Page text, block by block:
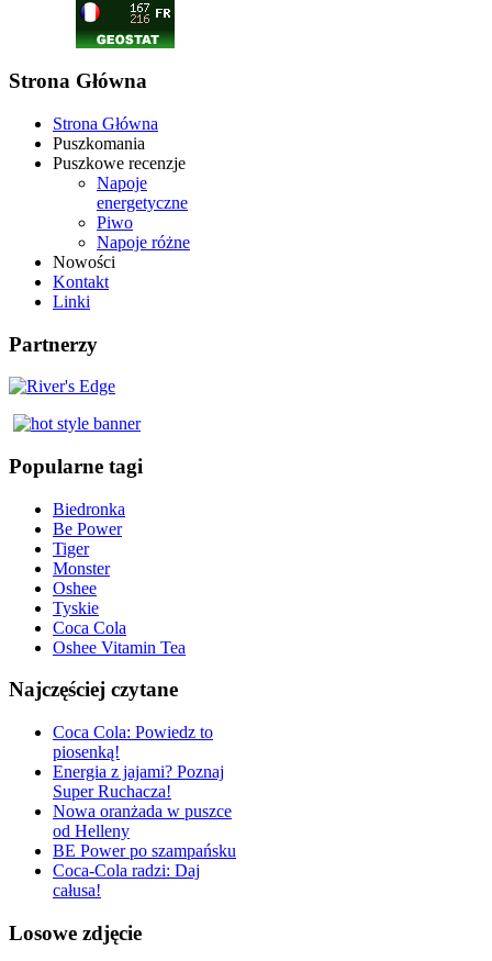
Strona Główna
Strona Główna
Puszkomania
Puszkowe recenzje
Napoje
energetyczne
Piwo
Napoje różne
Nowości
Kontakt
Linki
Partnerzy
Popularne tagi
Biedronka
Be Power
Tiger
Monster
Oshee
Tyskie
Coca Cola
Oshee Vitamin Tea
Najczęściej czytane
Coca Cola: Powiedz to
piosenką!
Energia z jajami? Poznaj
Super Ruchacza!
Nowa oranżada w puszce
od Helleny
BE Power po szampańsku
Coca-Cola radzi: Daj
całusa!
Losowe zdjęcie